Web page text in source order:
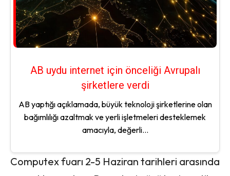
AB uydu internet için önceliği Avrupalı
şirketlere verdi
AB yaptığı açıklamada, büyük teknoloji şirketlerine olan
bağımlılığı azaltmak ve yerli işletmeleri desteklemek
amacıyla, değerli...
Computex fuarı 2-5 Haziran tarihleri ​​arasında